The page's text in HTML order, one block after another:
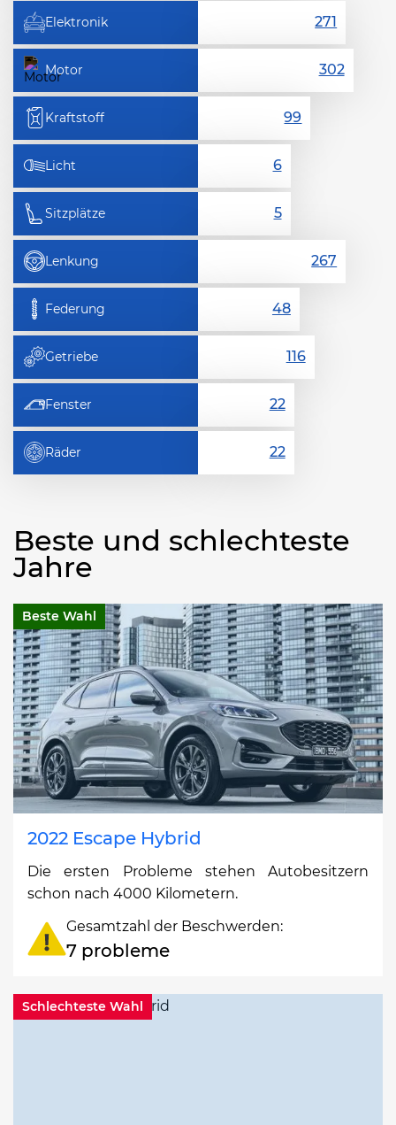
Elektronik
Motor
Kraftstoff
Licht
Sitzplätze
Lenkung
Federung
Getriebe
Fenster
Räder
Beste und schlechteste
Jahre
Beste Wahl
2022 Escape Hybrid
Die ersten Probleme stehen Autobesitzern
schon nach 4000 Kilometern.
Gesamtzahl der Beschwerden:
7 probleme
Schlechteste Wahl